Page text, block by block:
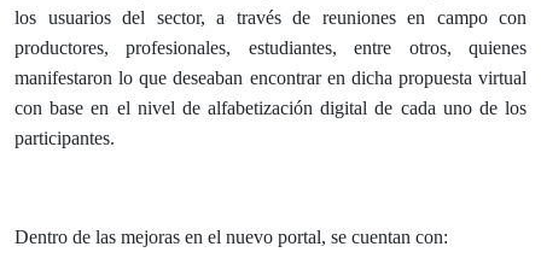
los usuarios del sector, a través de reuniones en campo con
productores, profesionales, estudiantes, entre otros, quienes
manifestaron lo que deseaban encontrar en dicha propuesta virtual
con base en el nivel de alfabetización digital de cada uno de los
participantes.
Dentro de las mejoras en el nuevo portal, se cuentan con: